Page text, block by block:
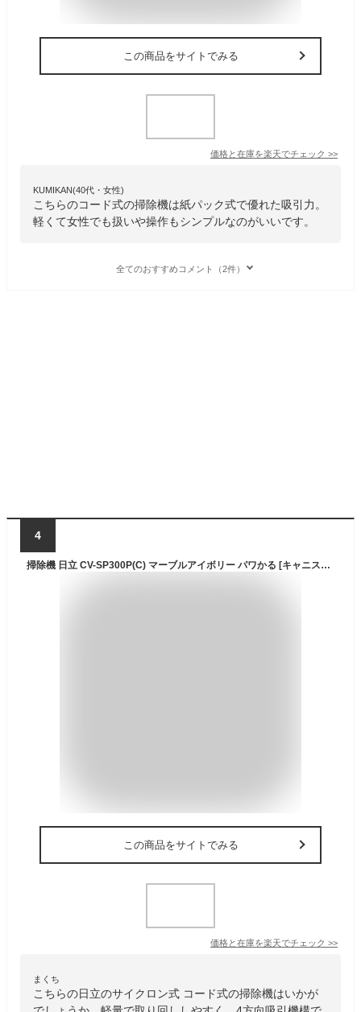
この商品をサイトでみる
価格と在庫を楽天でチェック >>
KUMIKAN(40代・女性)
こちらのコード式の掃除機は紙パック式で優れた吸引力。
軽くて女性でも扱いや操作もシンプルなのがいいです。
全てのおすすめコメント（2件）
4
掃除機 日立 CV-SP300P(C) マーブルアイボリー パワかる [キャニスター掃除機 (サイクロン式 /コード式)] 吸引力 新生活
この商品をサイトでみる
価格と在庫を楽天でチェック >>
まくち
こちらの日立のサイクロン式 コード式の掃除機はいかが